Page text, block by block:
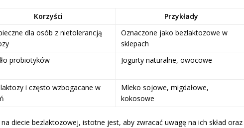
Korzyści
Przykłady
dla osób z nietolerancją
Oznaczone jako bezlaktozowe w
sklepach
probiotyków Jogurty naturalne, owocowe
i często wzbogacane w
Mleko sojowe, migdałowe,
kokosowe
diecie bezlaktozowej, istotne jest, aby zwracać uwagę na ich skład oraz